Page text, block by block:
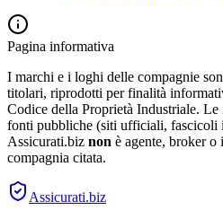
Pagina informativa
I marchi e i loghi delle compagnie
titolari, riprodotti per finalità
Codice della Proprietà Industriale.
fonti pubbliche (siti ufficiali,
Assicurati.biz non è agente, broker o
compagnia citata.
Assicurati.biz